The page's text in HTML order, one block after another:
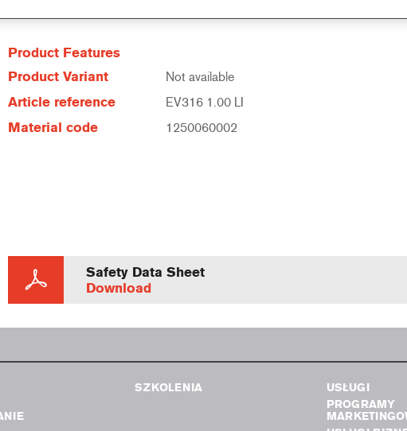
Product Features
Product Variant
Not available
Article reference EV316 1.00 LI
Material code 1250060002
Safety Data Sheet
Download
SZKOLENIA
USŁUGI
PROGRAMY